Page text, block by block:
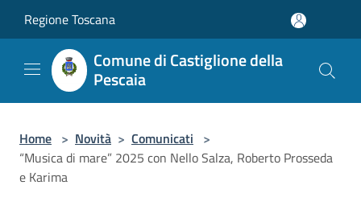
Regione Toscana
Comune di Castiglione della
Pescaia
Home > Novità > Comunicati >
“Musica di mare” 2025 con Nello Salza, Roberto Prosseda
e Karima